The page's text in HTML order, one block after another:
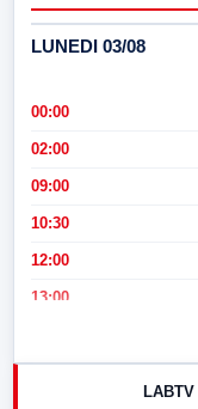
LUNEDI 03/08
00:00
02:00
09:00
10:30
12:00
13:00
LABTV